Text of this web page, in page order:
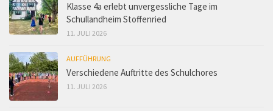
Klasse 4a erlebt unvergessliche Tage im
Schullandheim Stoffenried
11. JULI 2026
AUFFÜHRUNG
Verschiedene Auftritte des Schulchores
11. JULI 2026